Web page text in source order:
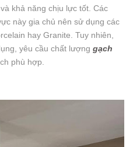
khả năng chịu lực tốt. Các
này gia chủ nên sử dụng các
hay Granite. Tuy nhiên,
yêu cầu chất lượng gạch
phù hợp.